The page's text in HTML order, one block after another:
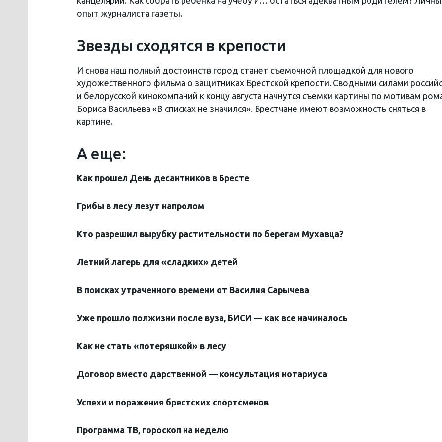
опыт журналиста газеты.
Звезды сходятся в крепости
И снова наш полный достоинств город станет съемочной площадкой для нового
художественного фильма о защитниках Брестской крепости. Сводными силами
и белорусской кинокомпаний к концу августа начнутся съемки картины по мотивам
Бориса Васильева «В списках не значился». Брестчане имеют возможность сняться в
картине.
А еще:
Как прошел День десантников в Бресте
Грибы в лесу лезут напролом
Кто разрешил вырубку растительности по берегам Мухавца?
Летний лагерь для «сладких» детей
В поисках утраченного времени от Василия Сарычева
Уже прошло полжизни после вуза, БИСИ — как все начиналось
Как не стать «потеряшкой» в лесу
Договор вместо дарственной — консультация нотариуса
Успехи и поражения брестских спортсменов
Программа ТВ, гороскоп на неделю